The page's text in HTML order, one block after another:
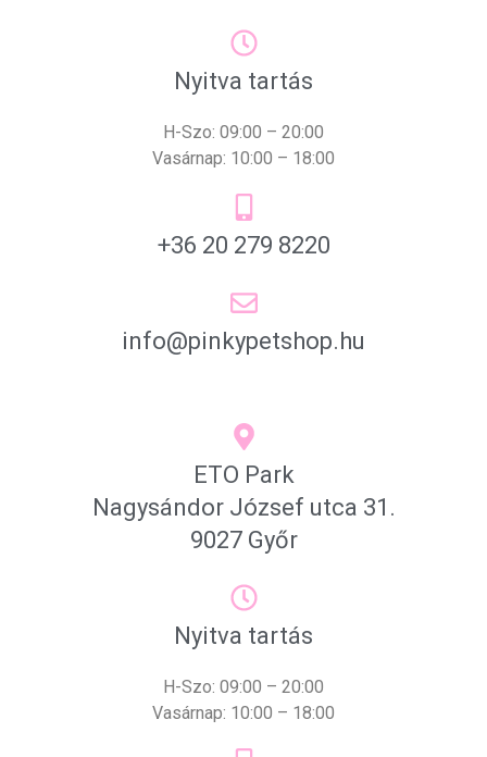
Nyitva tartás
H-Szo: 09:00 – 20:00
Vasárnap: 10:00 – 18:00
+36 20 279 8220
info@pinkypetshop.hu
ETO Park
Nagysándor József utca 31.
9027 Győr
Nyitva tartás
H-Szo: 09:00 – 20:00
Vasárnap: 10:00 – 18:00